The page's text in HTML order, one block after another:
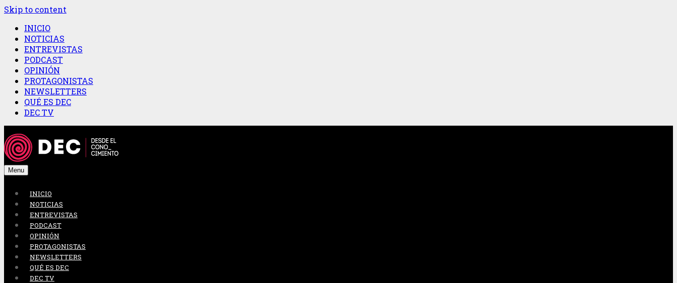
Skip to content
INICIO
NOTICIAS
ENTREVISTAS
PODCAST
OPINIÓN
PROTAGONISTAS
NEWSLETTERS
QUÉ ES DEC
DEC TV
Menu
INICIO
NOTICIAS
ENTREVISTAS
PODCAST
OPINIÓN
PROTAGONISTAS
NEWSLETTERS
QUÉ ES DEC
DEC TV